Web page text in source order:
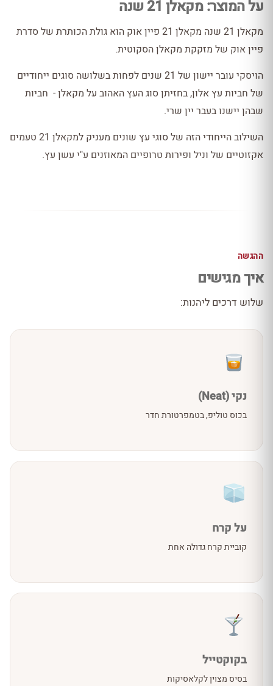
על המוצר: מקאלן 21 שנה
מקאלן 21 שנה מקאלן 21 פיין אוק הוא גולת הכותרת של סדרת
פיין אוק של מזקקת מקאלן הסקוטית.
הויסקי עובר יישון של 21 שנים לפחות בשלושה סוגים ייחודיים
של חביות עץ אלון, בחזיתן סוג העץ האהוב על מקאלן - חביות
שבהן יישנו בעבר יין שרי.
השילוב הייחודי הזה של סוגי עץ שונים מעניק למקאלן 21 טעמים
אקזוטיים של וניל ופירות טרופיים המאוזנים ע"י עשן עץ.
ההגשה
איך מגישים
שלוש דרכים ליהנות:
נקי (Neat)
בכוס טוליפ, בטמפרטורת חדר
על קרח
קוביית קרח גדולה אחת
בקוקטייל
בסיס מצוין לקלאסיקות